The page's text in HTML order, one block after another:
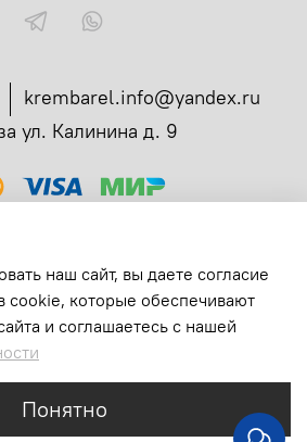
krembarel.info@yandex.ru
ул. Калинина д. 9
Ивановна
наш сайт, вы даете согласие
cookie, которые обеспечивают
и соглашаетесь с нашей
Понятно